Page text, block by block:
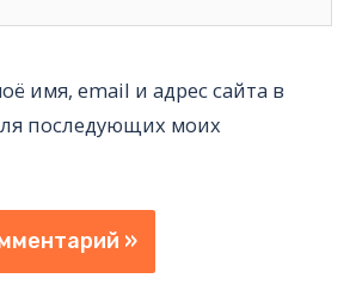
имя, email и адрес сайта в
последующих моих